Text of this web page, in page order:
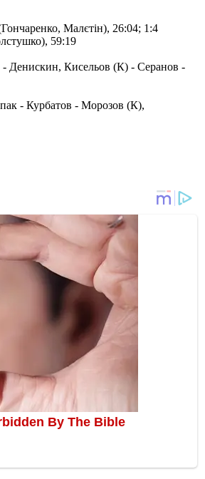
Малєтін), 26:04; 1:4
59:19
Денискин, Кисельов (К) - Серанов -
- Курбатов - Морозов (К),